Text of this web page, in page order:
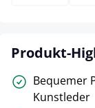
Produkt-
Bequemer
Kunstleder